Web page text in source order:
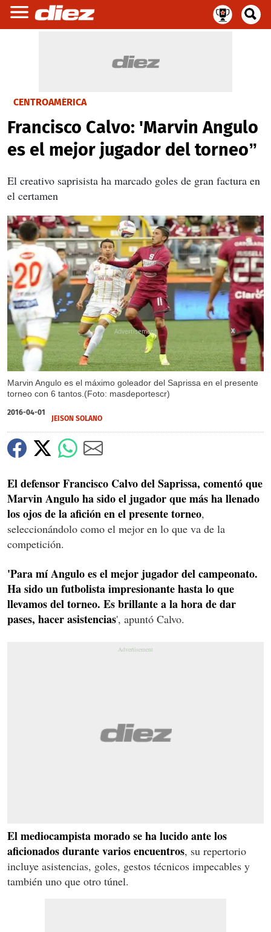
CENTROAMÉRICA
Francisco Calvo: 'Marvin Angulo
es el mejor jugador del torneo”
El creativo saprisista ha marcado goles de gran factura en
el certamen
Marvin Angulo es el máximo goleador del Saprissa en el presente
torneo con 6 tantos.(Foto: masdeportescr)
X
2016-04-01
JEISON SOLANO
El defensor Francisco Calvo del Saprissa, comentó que
Marvin Angulo ha sido el jugador que más ha llenado
los ojos de la afición en el presente torneo,
seleccionándolo como el mejor en lo que va de la
competición.
'Para mí Angulo es el mejor jugador del campeonato.
Ha sido un futbolista impresionante hasta lo que
llevamos del torneo. Es brillante a la hora de dar
pases, hacer asistencias', apuntó Calvo.
El mediocampista morado se ha lucido ante los
aficionados durante varios encuentros, su repertorio
incluye asistencias, goles, gestos técnicos impecables y
también uno que otro túnel.